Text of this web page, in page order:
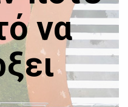
να